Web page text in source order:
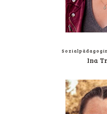
Ina